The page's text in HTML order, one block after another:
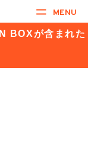
MENU
BOXが含まれた